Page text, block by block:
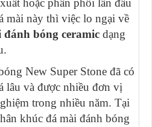
hoặc phân phối lần đầu
mài này thì việc lo ngại về
đánh bóng ceramic dạng
New Super Stone đã có
lâu và được nhiều đơn vị
trong nhiều năm. Tại
khúc đá mài đánh bóng